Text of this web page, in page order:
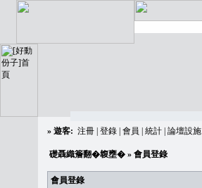
» 遊客: 注冊 登錄 會員 統計 論壇設施
礎聶織簷翻�䪖壅� » 會員登錄
會員登錄